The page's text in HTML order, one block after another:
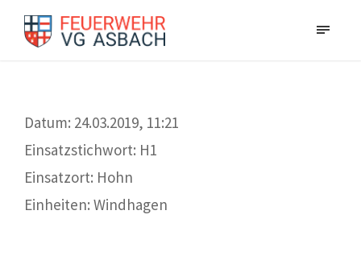
Datum: 24.03.2019, 11:21
Einsatzstichwort: H1
Einsatzort: Hohn
Einheiten: Windhagen